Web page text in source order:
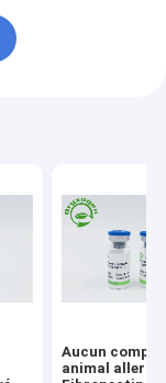
Aucun
animal